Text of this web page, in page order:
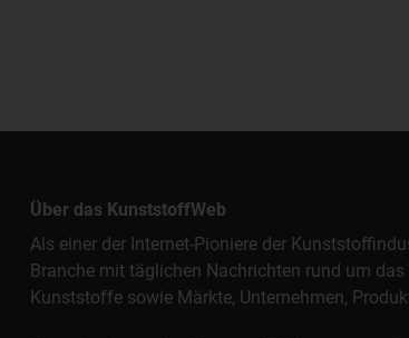
Über das KunststoffWeb
Als einer der Internet-Pioniere der
Branche mit täglichen Nachrichten rund um
Kunststoffe sowie Märkte, Unternehmen,